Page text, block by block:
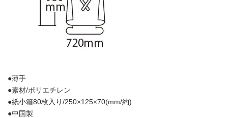
●薄手
●素材/ポリエチレン
●紙小箱80枚入り/250×125×70(mm/約)
●中国製